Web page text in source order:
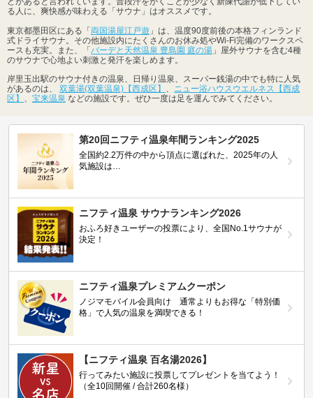
る人に、爽快感が味わえる「サウナ」はオススメです。
東京都墨田区にある「 両国湯屋江戸遊 」は、温度90度前後の本格フィンランド
式ドライサウナ。その他施設内にたくさんのお休み処やWi-Fi完備のワークスペ
ースも充実。また、「 バーデと天然温泉 豊島園 庭の湯 」屋外サウナを含む4種
のサウナで心地よい刺激と発汗を楽しめます。
岸里玉出駅のサウナ付きの温泉、日帰り温泉、スーパー銭湯の中でも特に人気
があるのは、 双葉湯(双葉温泉)【西成区】 、 ニュー浴ハウスウエルネス【西成
区】 、 宝来温泉 などの施設です。ぜひ一度は足を運んでみてください。
第20回ニフティ温泉年間ランキング2025
全国約2.2万件の中から頂点に選ばれた、2025年の人
気施設は…
ニフティ温泉 サウナランキング2026
おふろ好きユーザーの投票により、全国No.1サウナが
決定！
ニフティ温泉プレミアムクーポン
ノジマモバイル会員向け 通常よりもお得な「特別価
格」で人気の温泉を満喫できる！
【ニフティ温泉 百名湯2026】
行ってみたい施設に投票してプレゼントを当てよう！
（全10回開催 / 合計260名様）